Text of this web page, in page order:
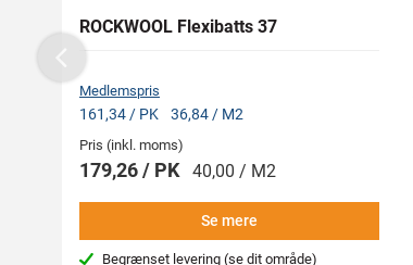
ROCKWOOL Flexibatts 37
Medlemspris
161,34 / PK 36,84 / M2
Pris (inkl. moms)
179,26 / PK 40,00 / M2
Se mere
Begrænset levering(se dit område)
Previous